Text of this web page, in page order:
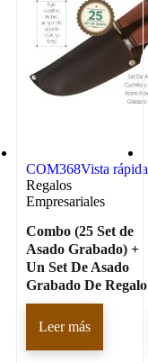
COM368Vista rápida
Regalos
Empresariales
Combo (25 Set de
Asado Grabado) +
Un Set De Asado
Grabado De Regalo
Leer más